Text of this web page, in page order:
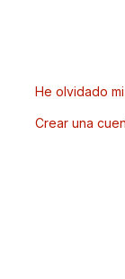
He olvidado
Crear una